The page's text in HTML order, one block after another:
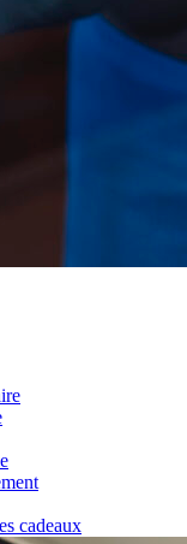
cadeaux